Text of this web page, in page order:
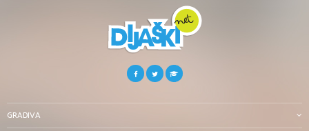
GRADIVA